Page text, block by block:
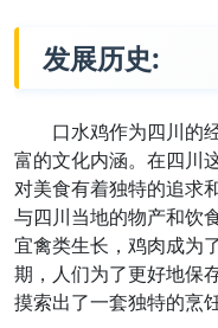
发展历史:
口水鸡作为四川的
富的文化内涵。在四川
对美食有着独特的追求
与四川当地的物产和饮
宜禽类生长，鸡肉成为
期，人们为了更好地保
摸索出了一套独特的烹